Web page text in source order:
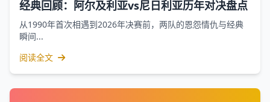
经典回顾：阿尔及利亚vs尼日利亚历年对决盘点
从1990年首次相遇到2026年决赛前，两队的恩怨情仇与经典
瞬间...
阅读全文